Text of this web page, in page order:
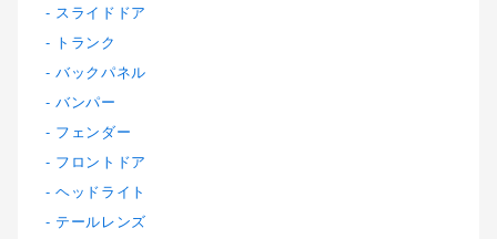
スライドドア
トランク
バックパネル
バンパー
フェンダー
フロントドア
ヘッドライト
テールレンズ